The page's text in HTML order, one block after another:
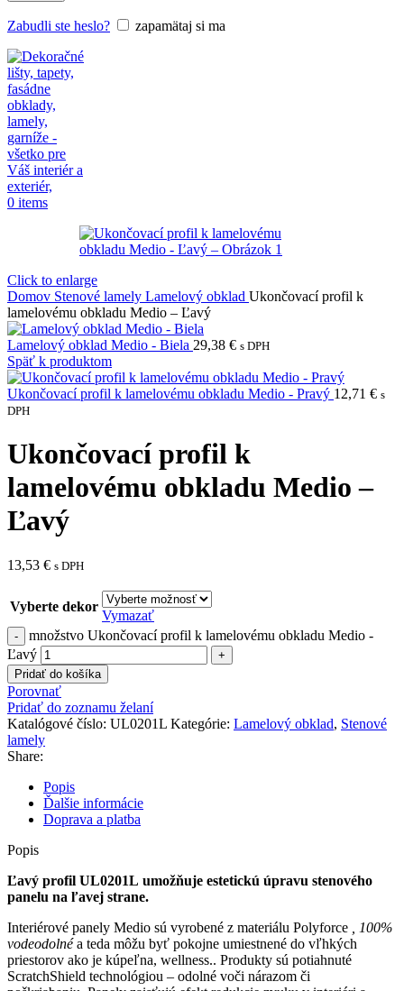
Zabudli ste heslo? zapamätaj si ma
0 items
Click to enlarge
Domov Stenové lamely Lamelový obklad Ukončovací profil k
lamelovému obkladu Medio – Ľavý
Lamelový obklad Medio - Biela 29,38 € s DPH
Späť k produktom
Ukončovací profil k lamelovému obkladu Medio - Pravý 12,71 € s
DPH
Ukončovací profil k
lamelovému obkladu Medio –
Ľavý
13,53 € s DPH
Vyberte dekor
Vymazať
množstvo Ukončovací profil k lamelovému obkladu Medio -
Ľavý
Pridať do košíka
Porovnať
Pridať do zoznamu želaní
Katalógové číslo: UL0201L Kategórie: Lamelový obklad, Stenové
lamely
Share:
Popis
Ďalšie informácie
Doprava a platba
Popis
Ľavý profil UL0201L umožňuje estetickú úpravu stenového
panelu na ľavej strane.
Interiérové ​panely Medio sú vyrobené z materiálu Polyforce
, 100%
vodeodolnéa teda môžu byť pokojne umiestnené do vľhkých
priestorov ako je kúpeľna, wellness.. Produkty sú potiahnuté
ScratchShield technológiou – odolné voči nárazom či